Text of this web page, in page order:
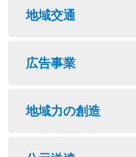
地域交通
広告事業
地域力の創造